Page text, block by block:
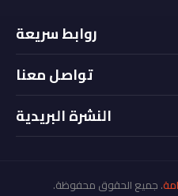
روابط سريعة
تواصل معنا
النشرة البريدية
. جميع الحقوق محفوظة.